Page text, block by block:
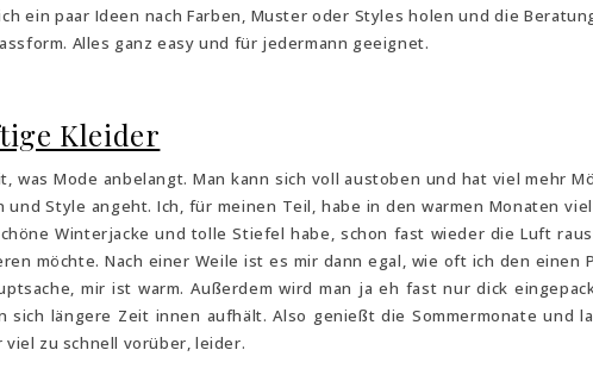
ein paar Ideen nach Farben, Muster oder Styles holen und die
Alles ganz easy und für jedermann geeignet.
Kleider
was Mode anbelangt. Man kann sich voll austoben und hat viel mehr
und Style angeht. Ich, für meinen Teil, habe in den warmen Monaten
Winterjacke und tolle Stiefel habe, schon fast wieder die Luft
möchte. Nach einer Weile ist es mir dann egal, wie oft ich den einen
mir ist warm. Außerdem wird man ja eh fast nur dick
längere Zeit innen aufhält. Also genießt die Sommermonate und
viel zu schnell vorüber, leider.